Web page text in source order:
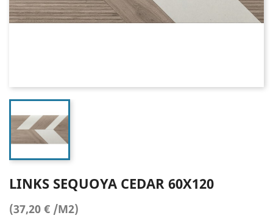
LINKS SEQUOYA CEDAR 60X120
(37,20 € /M2)